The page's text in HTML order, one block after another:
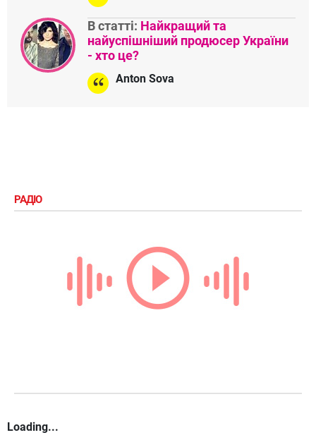
В статті: Найкращий та
найуспішніший продюсер України
- хто це?
Anton Sova
РАДІО
Loading...